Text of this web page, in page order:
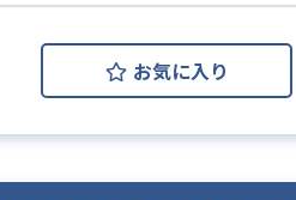
お気に入り